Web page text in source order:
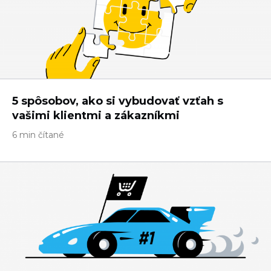
5 spôsobov, ako si vybudovať vzťah s
vašimi klientmi a zákazníkmi
6 min čítané